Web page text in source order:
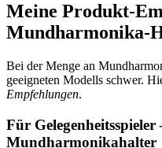
Meine Produkt-
Mundharmonika-
Bei der Menge an
geeigneten Modells schwer.
Empfehlungen.
Für
Mundharmonikahalter